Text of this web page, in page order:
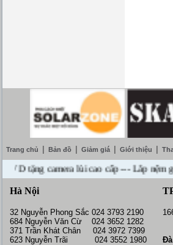
Trang chủ Bản đồ Giảm giá Giới thiệu
camera lùi cao cấp --- Lắp nệm ghế
Hà Nội
32 Nguyễn Phong Sắc 024 3793 2190
684 Nguyễn Văn Cừ 024 3652 1282
371 Trần Khát Chân 024 3972 7399
623 Nguyễn Trãi 024 3552 1980